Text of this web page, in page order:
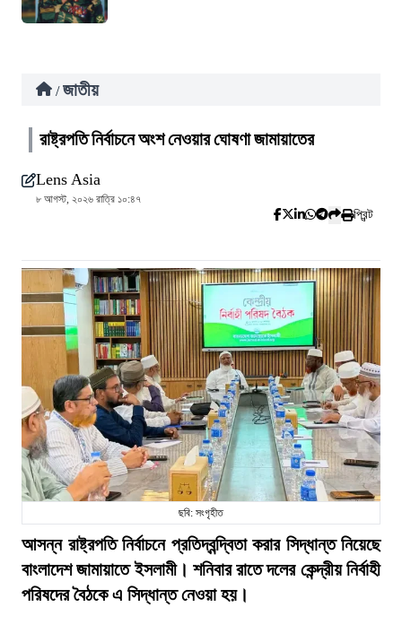
/ জাতীয়
রাষ্ট্রপতি নির্বাচনে অংশ নেওয়ার ঘোষণা জামায়াতের
Lens Asia
৮ আগস্ট, ২০২৬ রাত্রি ১০:৪৭
প্রিন্ট
ছবি: সংগৃহীত
আসন্ন রাষ্ট্রপতি নির্বাচনে প্রতিদ্বন্দ্বিতা করার সিদ্ধান্ত নিয়েছে
বাংলাদেশ জামায়াতে ইসলামী। শনিবার রাতে দলের কেন্দ্রীয় নির্বাহী
পরিষদের বৈঠকে এ সিদ্ধান্ত নেওয়া হয়।